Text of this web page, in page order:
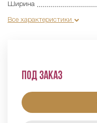
Ширина
Все характеристики
Под заказ